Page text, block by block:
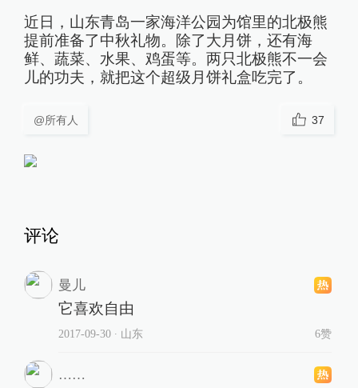
近日，山东青岛一家海洋公园为馆里的北极熊
提前准备了中秋礼物。除了大月饼，还有海
鲜、蔬菜、水果、鸡蛋等。两只北极熊不一会
儿的功夫，就把这个超级月饼礼盒吃完了。
@所有人 37
评论
曼儿
它喜欢自由
2017-09-30∙ 山东 6赞
……